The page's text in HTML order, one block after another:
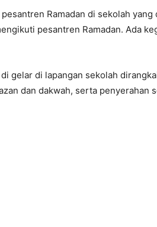
Ramadan di sekolah
pesantren Ramadan. Ada
gelar di lapangan sekolah
dan dakwah, serta penyerahan